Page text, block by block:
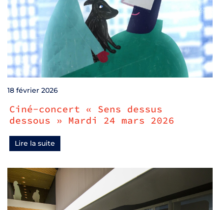
18 février 2026
Ciné-concert « Sens dessus
dessous » Mardi 24 mars 2026
Lire la suite